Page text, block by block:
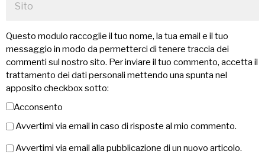
Questo modulo raccoglie il tuo nome, la tua email e il tuo
messaggio in modo da permetterci di tenere traccia dei
commenti sul nostro sito. Per inviare il tuo commento, accetta il
trattamento dei dati personali mettendo una spunta nel
apposito checkbox sotto:
Acconsento
Avvertimi via email in caso di risposte al mio commento.
Avvertimi via email alla pubblicazione di un nuovo articolo.